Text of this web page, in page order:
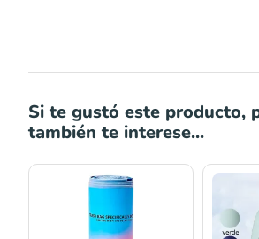
Si te gustó este producto,
también te interese...